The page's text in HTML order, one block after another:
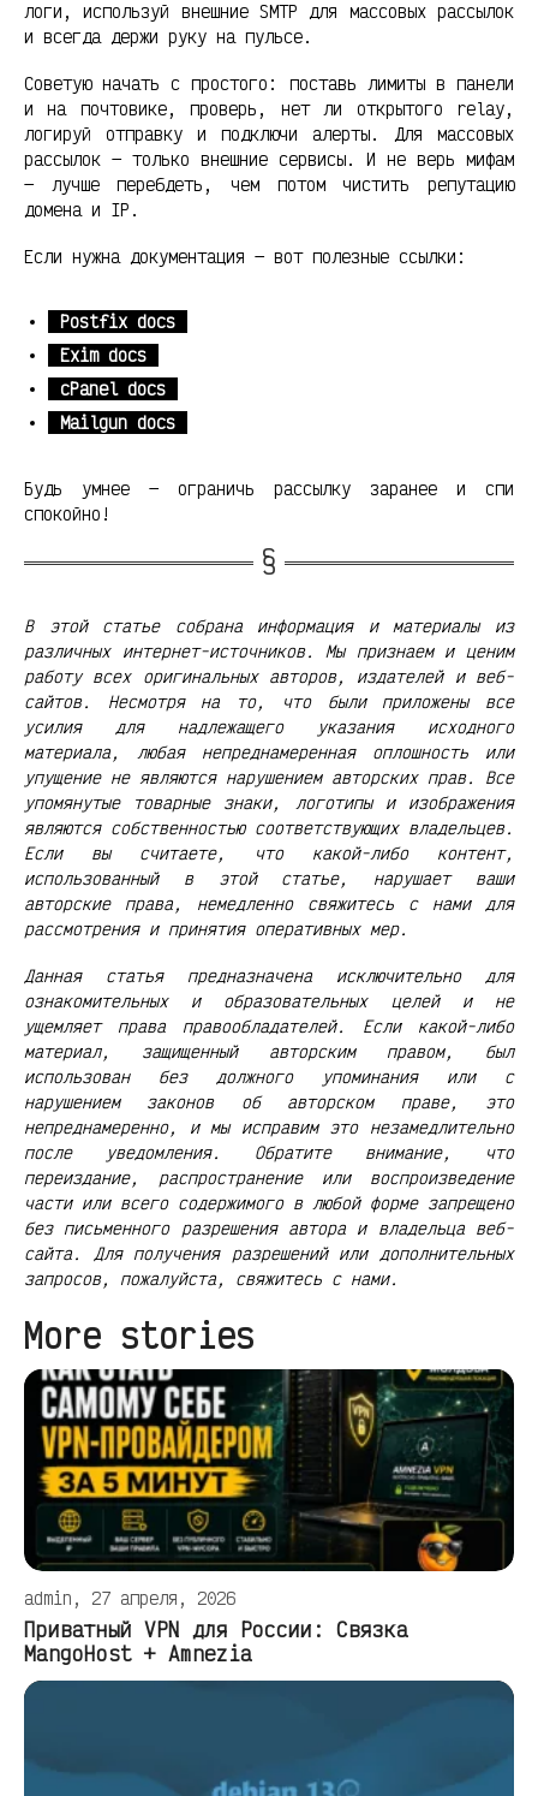
логи, используй внешние SMTP для массовых рассылок
и всегда держи руку на пульсе.
Советую начать с простого: поставь лимиты в панели
и на почтовике, проверь, нет ли открытого relay,
логируй отправку и подключи алерты. Для массовых
рассылок — только внешние сервисы. И не верь мифам
— лучше перебдеть, чем потом чистить репутацию
домена и IP.
Если нужна документация — вот полезные ссылки:
Postfix docs
Exim docs
cPanel docs
Mailgun docs
Будь умнее — ограничь рассылку заранее и спи
спокойно!
В этой статье собрана информация и материалы из
различных интернет-источников. Мы признаем и ценим
работу всех оригинальных авторов, издателей и веб-
сайтов. Несмотря на то, что были приложены все
усилия для надлежащего указания исходного
материала, любая непреднамеренная оплошность или
упущение не являются нарушением авторских прав. Все
упомянутые товарные знаки, логотипы и изображения
являются собственностью соответствующих владельцев.
Если вы считаете, что какой-либо контент,
использованный в этой статье, нарушает ваши
авторские права, немедленно свяжитесь с нами для
рассмотрения и принятия оперативных мер.
Данная статья предназначена исключительно для
ознакомительных и образовательных целей и не
ущемляет права правообладателей. Если какой-либо
материал, защищенный авторским правом, был
использован без должного упоминания или с
нарушением законов об авторском праве, это
непреднамеренно, и мы исправим это незамедлительно
после уведомления. Обратите внимание, что
переиздание, распространение или воспроизведение
части или всего содержимого в любой форме запрещено
без письменного разрешения автора и владельца веб-
сайта. Для получения разрешений или дополнительных
запросов, пожалуйста, свяжитесь с нами.
More stories
admin, 27 апреля, 2026
Приватный VPN для России: Связка
MangoHost + Amnezia